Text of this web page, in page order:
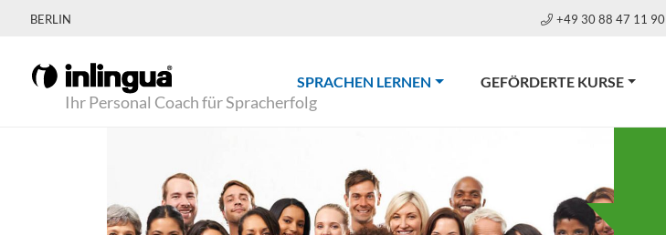
BERLIN +49 30 88 47 11 90
Ihr Personal Coach für Spracherfolg
SPRACHEN LERNEN(CURRENT)GEFÖRDERTE KURSE